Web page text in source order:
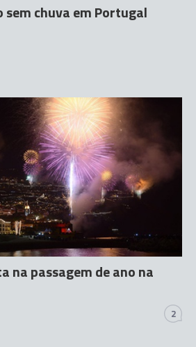
sem chuva em Portugal
na passagem de ano na
2